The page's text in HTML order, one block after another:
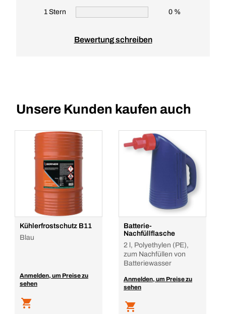
1 Stern 0 %
Bewertung schreiben
Unsere Kunden kaufen auch
Kühlerfrostschutz B11
Blau
Anmelden, um Preise zu
sehen
Batterie-
Nachfüllflasche
2 l, Polyethylen (PE),
zum Nachfüllen von
Batteriewasser
Anmelden, um Preise zu
sehen